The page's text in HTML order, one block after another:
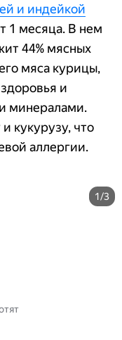
и индейкой
1 месяца. В нем
44% мясных
мяса курицы,
и
минералами.
кукурузу, что
аллергии.
1/3